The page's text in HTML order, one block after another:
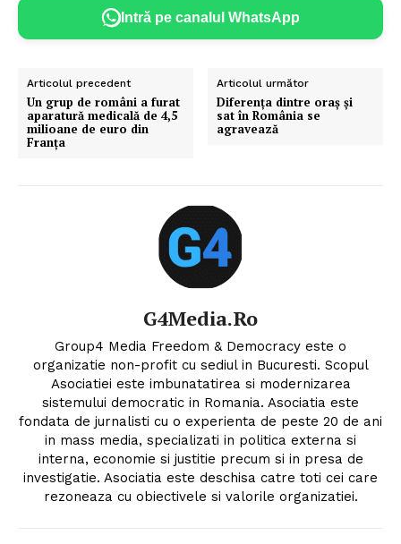
Intră pe canalul WhatsApp
Articolul precedent
Un grup de români a furat
aparatură medicală de 4,5
milioane de euro din
Franța
Articolul următor
Diferența dintre oraș și
sat în România se
agravează
G4Media.ro
Group4 Media Freedom & Democracy este o
organizatie non-profit cu sediul in Bucuresti. Scopul
Asociatiei este imbunatatirea si modernizarea
sistemului democratic in Romania. Asociatia este
fondata de jurnalisti cu o experienta de peste 20 de ani
in mass media, specializati in politica externa si
interna, economie si justitie precum si in presa de
investigatie. Asociatia este deschisa catre toti cei care
rezoneaza cu obiectivele si valorile organizatiei.